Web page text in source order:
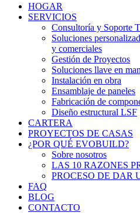
HOGAR
SERVICIOS
Consultoría y Soporte
Soluciones
y comerciales
Gestión de Proyectos
Soluciones llave en
Instalación en obra
Ensamblaje de paneles
Fabricación de
Diseño estructural LSF
CARTERA
PROYECTOS DE CASAS
¿POR QUÉ EVOBUILD?
Sobre nosotros
LAS 10 RAZONES
PROCESO DE DAR
FAQ
BLOG
CONTACTO